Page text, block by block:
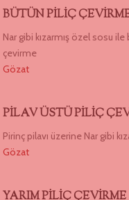
BÜTÜN PİLİÇ
Nar gibi kızarmış özel sosu
çevirme
Gözat
PİLAV ÜSTÜ PİLİÇ
Pirinç pilavı üzerine Nar gibi
Gözat